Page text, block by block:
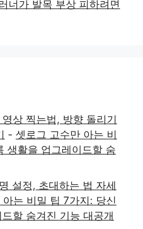
너가 발목 부상 피하려면
상 찍는법, 방향 돌리기
- 셋로그 고수만 아는 비
생활을 업그레이드할 숨
설정, 초대하는 법 자세
는 비밀 팁 7가지: 당신
할 숨겨진 기능 대공개